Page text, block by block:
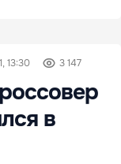
13:30 3 147
в